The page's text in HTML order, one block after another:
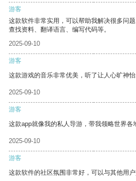
游客
这款软件非常实用，可以帮助我解决很多问
查找资料、翻译语言、编写代码等。
2025-09-10
游客
这款游戏的音乐非常优美，听了让人心旷神怡
2025-09-10
游客
这款app就像我的私人导游，带我领略世界各
2025-09-10
游客
这款软件的社区氛围非常好，可以与其他用户